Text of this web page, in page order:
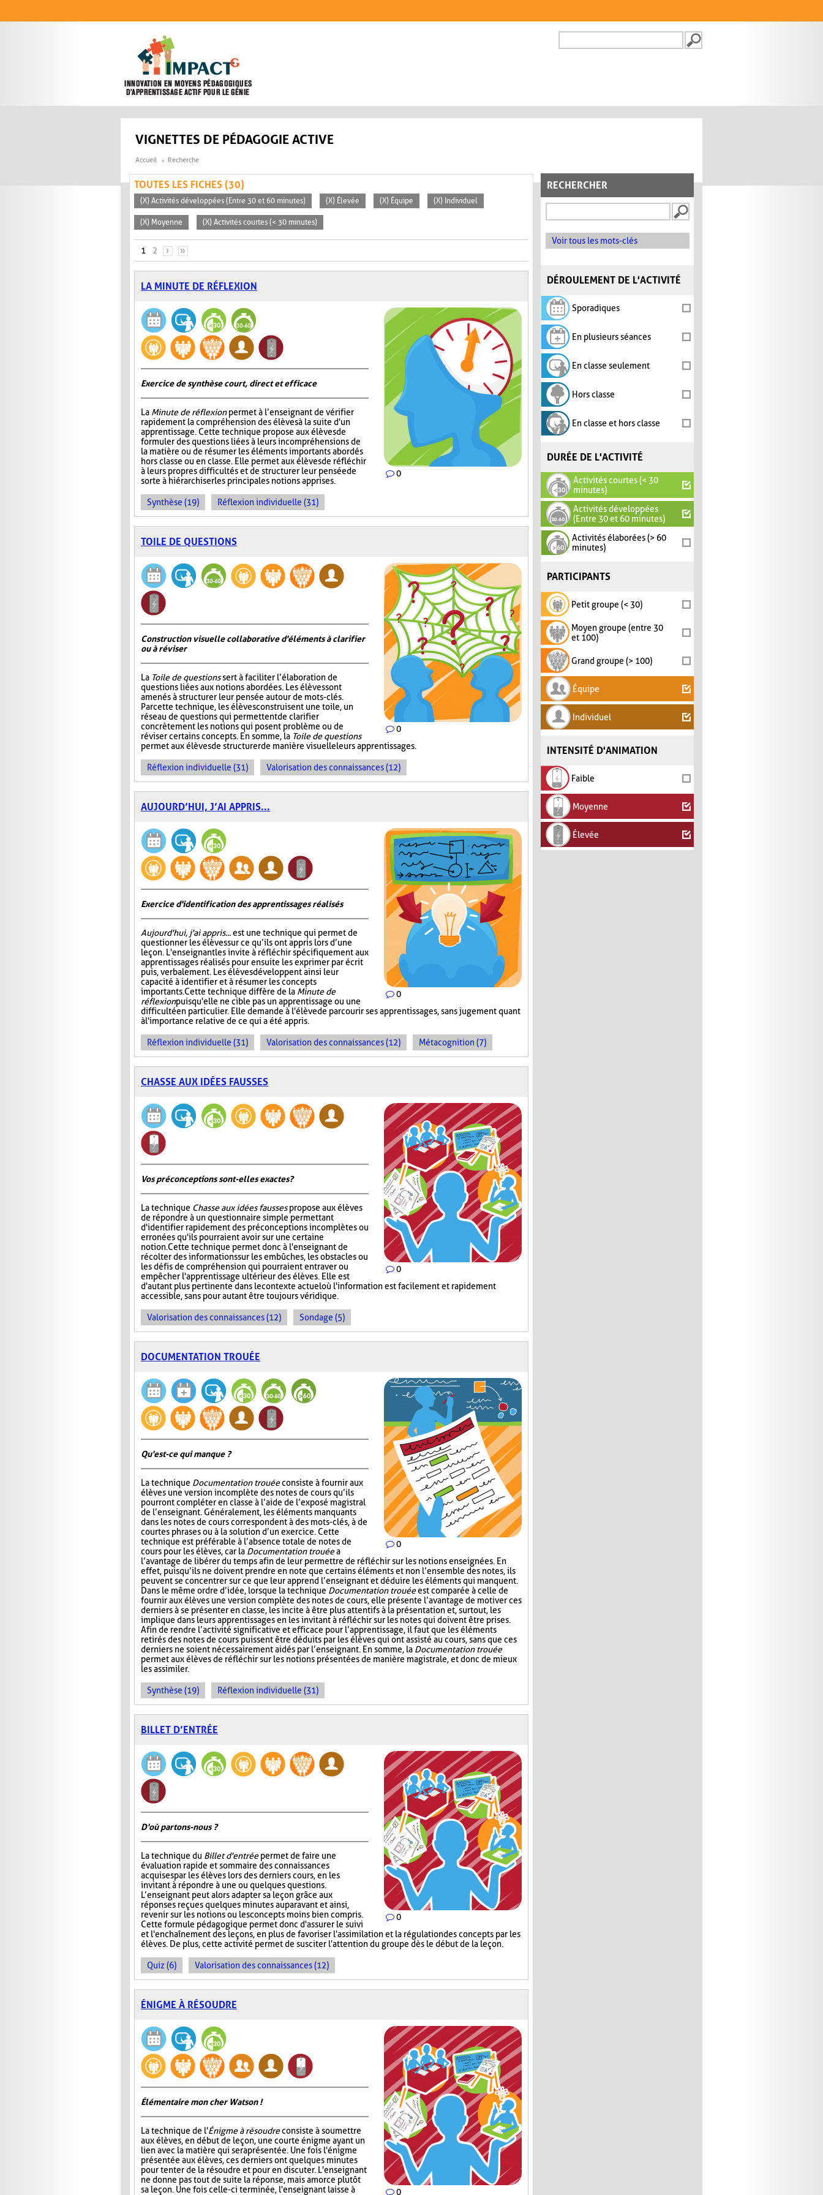
FORMULAIRE DE
VIGNETTES DE PÉDAGOGIE ACTIVE
Accueil Recherche
RECHERCHER
Voir tous les mots-clés
DÉROULEMENT DE L'ACTIVITÉ
Sporadiques
En plusieurs séances
En classe seulement
Hors classe
En classe et hors classe
DURÉE DE L'ACTIVITÉ
Activités courtes (< 30
minutes)
Activités développées
(Entre 30 et 60 minutes)
Activités élaborées (> 60
minutes)
PARTICIPANTS
Petit groupe (< 30)
Moyen groupe (entre 30
et 100)
Grand groupe (> 100)
Équipe
Individuel
INTENSITÉ D'ANIMATION
Faible
Moyenne
Élevée
TOUTES LES FICHES (30)
(X) Activités développées (Entre 30 et 60 minutes) (X) Élevée (X) Équipe (X) Individuel
(X) Moyenne (X) Activités courtes (< 30 minutes)
PAGES
1 2 › »
LA MINUTE DE RÉFLEXION
0
Exercice de synthèse court, direct et efficace
La Minute de réflexionpermet à l’enseignant de vérifier
rapidement la compréhension des élèves à la suite d'un
apprentissage. Cette technique propose aux élèves de
formuler des questions liées à leurs incompréhensions de
la matière ou de résumer les éléments importants abordés
hors classe ou en classe. Elle permet aux élèves de réfléchir
à leurs propres difficultés et de structurer leur pensée de
sorte à hiérarchiser les principales notions apprises.
Synthèse (19) Réflexion individuelle (31)
TOILE DE QUESTIONS
0
Construction visuelle collaborative d'éléments à clarifier
ou à réviser
La Toile de questionssert à faciliter l’élaboration de
questions liées aux notions abordées. Les élèves sont
amenés à structurer leur pensée autour de mots-clés.
Par cette technique, les élèves construisent une toile, un
réseau de questions qui permettent de clarifier
concrètement les notions qui posent problème ou de
réviser certains concepts. En somme, la Toile de questions
permet aux élèves de structurer de manière visuelle leurs apprentissages.
Réflexion individuelle (31) Valorisation des connaissances (12)
AUJOURD’HUI, J’AI APPRIS...
0
Exercice d'identification des apprentissages réalisés
Aujourd'hui, j'ai appris...est une technique qui permet de
questionner les élèves sur ce qu’ils ont appris lors d’une
leçon. L'enseignant les invite à réfléchir spécifiquement aux
apprentissages réalisés pour ensuite les exprimer par écrit
puis, verbalement. Les élèves développent ainsi leur
capacité à identifier et à résumer les concepts
importants. Cette technique diffère de la Minute de
réflexionpuisqu'elle ne cible pas un apprentissage ou une
difficulté en particulier. Elle demande à l'élève de parcourir ses apprentissages, sans jugement quant
à l'importance relative de ce qui a été appris.
Réflexion individuelle (31) Valorisation des connaissances (12) Métacognition (7)
CHASSE AUX IDÉES FAUSSES
0
Vos préconceptions sont-elles exactes ?
La technique Chasse aux idées faussespropose aux élèves
de répondre à un questionnaire simple permettant
d'identifier rapidement des préconceptions incomplètes ou
erronées qu'ils pourraient avoir sur une certaine
notion. Cette technique permet donc à l'enseignant de
récolter des informations sur les embûches, les obstacles ou
les défis de compréhension qui pourraient entraver ou
empêcher l'apprentissage ultérieur des élèves. Elle est
d'autant plus pertinente dans le contexte actuel où l'information est facilement et rapidement
accessible, sans pour autant être toujours véridique.
Valorisation des connaissances (12) Sondage (5)
DOCUMENTATION TROUÉE
0
Qu'est-ce qui manque ?
La technique Documentation trouéeconsiste à fournir aux
élèves une version incomplète des notes de cours qu’ils
pourront compléter en classe à l’aide de l’exposé magistral
de l’enseignant. Généralement, les éléments manquants
dans les notes de cours correspondent à des mots-clés, à de
courtes phrases ou à la solution d’un exercice. Cette
technique est préférable à l’absence totale de notes de
cours pour les élèves, car la Documentation trouéea
l’avantage de libérer du temps afin de leur permettre de réfléchir sur les notions enseignées. En
effet, puisqu’ils ne doivent prendre en note que certains éléments et non l’ensemble des notes, ils
peuvent se concentrer sur ce que leur apprend l’enseignant et déduire les éléments qui manquent.
Dans le même ordre d’idée, lorsque la technique Documentation trouéeest comparée à celle de
fournir aux élèves une version complète des notes de cours, elle présente l’avantage de motiver ces
derniers à se présenter en classe, les incite à être plus attentifs à la présentation et, surtout, les
implique dans leurs apprentissages en les invitant à réfléchir sur les notes qui doivent être prises.
Afin de rendre l’activité significative et efficace pour l’apprentissage, il faut que les éléments
retirés des notes de cours puissent être déduits par les élèves qui ont assisté au cours, sans que ces
derniers ne soient nécessairement aidés par l’enseignant. En somme, la Documentation trouée
permet aux élèves de réfléchir sur les notions présentées de manière magistrale, et donc de mieux
les assimiler.
Synthèse (19) Réflexion individuelle (31)
BILLET D’ENTRÉE
0
D'où partons-nous ?
La technique du Billet d'entréepermet de faire une
évaluation rapide et sommaire des connaissances
acquises par les élèves lors des derniers cours, en les
invitant à répondre à une ou quelques questions.
L’enseignant peut alors adapter sa leçon grâce aux
réponses reçues quelques minutes auparavant et ainsi,
revenir sur les notions ou les concepts moins bien compris.
Cette formule pédagogique permet donc d'assurer le suivi
et l'enchaînement des leçons, en plus de favoriser l'assimilation et la régulation des concepts par les
élèves. De plus, cette activité permet de susciter l'attention du groupe dès le début de la leçon.
Quiz (6) Valorisation des connaissances (12)
ÉNIGME À RÉSOUDRE
0
Élémentaire mon cher Watson !
La technique de l'Énigme à résoudreconsiste à soumettre
aux élèves, en début de leçon, une courte énigme ayant un
lien avec la matière qui sera présentée. Une fois l'énigme
présentée aux élèves, ces derniers ont quelques minutes
pour tenter de la résoudre et pour en discuter. L'enseignant
ne donne pas tout de suite la réponse, mais amorce plutôt
sa leçon. Une fois celle-ci terminée, l'enseignant laisse à